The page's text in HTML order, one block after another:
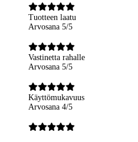
Tuotteen laatu
Arvosana 5/5
Vastinetta rahalle
Arvosana 5/5
Käyttömukavuus
Arvosana 4/5